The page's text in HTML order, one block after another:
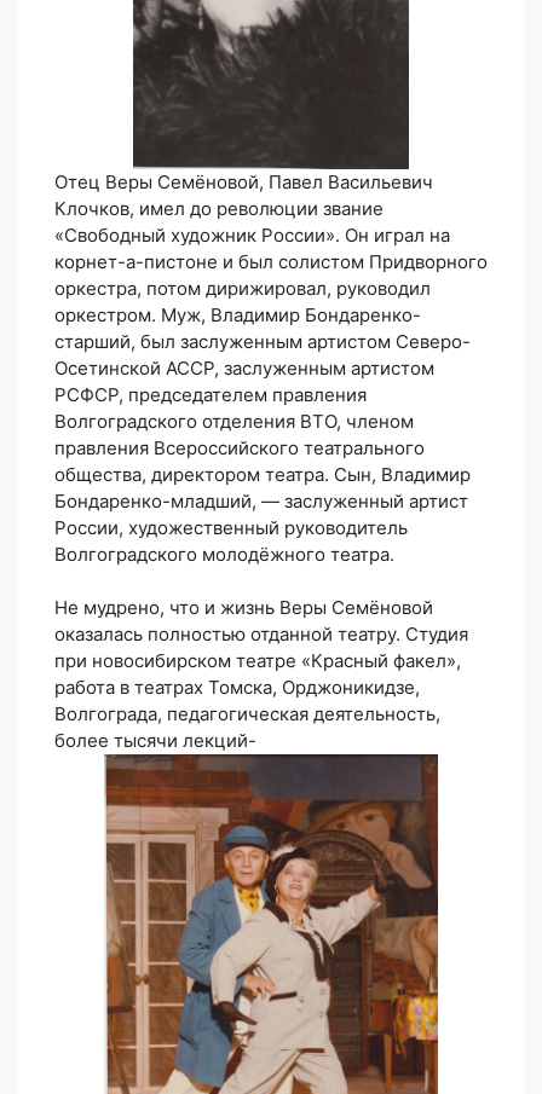
Отец Веры Семёновой, Павел Васильевич
Клочков, имел до революции звание
«Свободный художник России». Он играл на
корнет-а-пистоне и был солистом Придворного
оркестра, потом дирижировал, руководил
оркестром. Муж, Владимир Бондаренко-
старший, был заслуженным артистом Северо-
Осетинской АССР, заслуженным артистом
РСФСР, председателем правления
Волгоградского отделения ВТО, членом
правления Всероссийского театрального
общества, директором театра. Сын, Владимир
Бондаренко-младший, — заслуженный артист
России, художественный руководитель
Волгоградского молодёжного театра.
Не мудрено, что и жизнь Веры Семёновой
оказалась полностью отданной театру. Студия
при новосибирском театре «Красный факел»,
работа в театрах Томска, Орджоникидзе,
Волгограда, педагогическая деятельность,
более тысячи лекций-